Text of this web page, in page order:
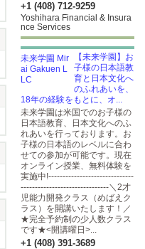
+1 (408) 712-9259
Yoshihara Financial & Insura
nce Services
【未来学園】お
子様の日本語教
育と日本文化へ
のふれあいを、
18年の経験をもとに、オ...
未来学園は米国でのお子様の
日本語教育、日本文化へのふ
れあいを行っております。お
子様の日本語のレベルに合わ
せての参加が可能です。現在
オンライン授業、無料体験を
実施中!------------------------------
-------------------------------＼2才
児能力開発クラス（めばえク
ラス）を開講いたします！／
★完全予約制の少人数クラス
です★<開講曜日>...
+1 (408) 391-3689